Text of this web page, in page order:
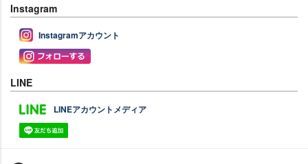
Instagram
Instagramアカウント
LINE
LINEアカウントメディア